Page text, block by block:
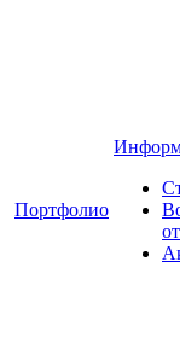
Портфолио